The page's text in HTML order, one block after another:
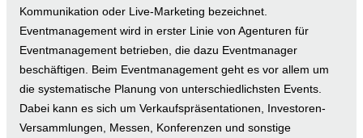
Kommunikation oder Live-Marketing bezeichnet.
Eventmanagement wird in erster Linie von Agenturen für
Eventmanagement betrieben, die dazu Eventmanager
beschäftigen. Beim Eventmanagement geht es vor allem um
die systematische Planung von unterschiedlichsten Events.
Dabei kann es sich um Verkaufspräsentationen, Investoren-
Versammlungen, Messen, Konferenzen und sonstige